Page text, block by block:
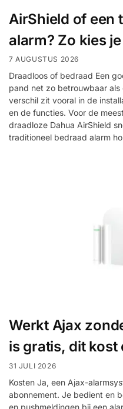
Alarmsystemen
Camera's
&
Intercom
Branddetectie
Account Contact Help Wagen
AirShield of een
alarm? Zo kies je
7 AUGUSTUS 2026
Draadloos of bedraad Een
pand net zo betrouwbaar
verschil zit vooral in de
en de functies. Voor de
draadloze Dahua AirShield
traditioneel bedraad alarm
Werkt Ajax
is gratis, dit kost
31 JULI 2026
Kosten Ja, een Ajax-
abonnement. Je bedient en
en pushmeldingen bij een